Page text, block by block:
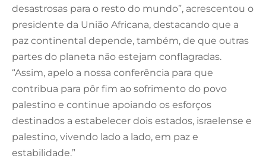
desastrosas para o resto do mundo”, acrescentou o
presidente da União Africana, destacando que a
paz continental depende, também, de que outras
partes do planeta não estejam conflagradas.
“Assim, apelo a nossa conferência para que
contribua para pôr fim ao sofrimento do povo
palestino e continue apoiando os esforços
destinados a estabelecer dois estados, israelense e
palestino, vivendo lado a lado, em paz e
estabilidade.”